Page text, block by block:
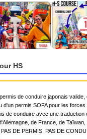
HS
de conduire japonais valide,
d'un permis SOFA pour les forces
de conduire avec une traduction
de France, de Taïwan,
DE PERMIS, PAS DE